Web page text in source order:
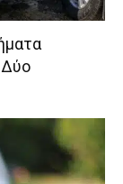
Δύο